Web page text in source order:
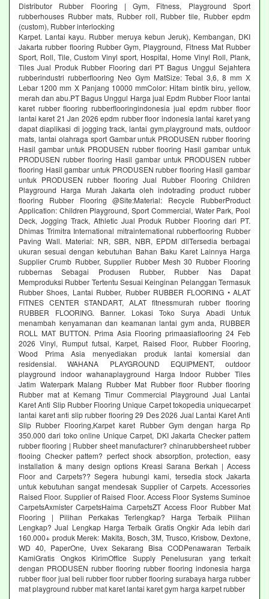
Distributor Rubber Flooring | Gym, Fitness, Playground Sport
rubberhouses Rubber mats, Rubber roll, Rubber tile, Rubber epdm
(custom), Rubber interlocking
Karpet. Lantai kayu. Rubber meruya kebun Jeruk), Kembangan, DKI
Jakarta rubber flooring Rubber Gym, Playground, Fitness Mat Rubber
Sport, Roll, Tile, Custom Vinyl sport, Hospital, Home Vinyl Roll, Plank,
Tiles Jual Produk Rubber Flooring dari PT Bagus Unggul Sejahtera
rubberindustri rubberflooring Neo Gym MatSize: Tebal 3,6, 8 mm X
Lebar 1200 mm X Panjang 10000 mmColor: Hitam bintik biru, yellow,
merah dan abu.PT Bagus Unggul Harga jual Epdm Rubber Floor lantai
karet rubber flooring rubberflooringindonesia jual epdm rubber floor
lantai karet 21 Jan 2026 epdm rubber floor indonesia lantai karet yang
dapat diaplikasi di jogging track, lantai gym,playground mats, outdoor
mats, lantai olahraga sport Gambar untuk PRODUSEN rubber flooring
Hasil gambar untuk PRODUSEN rubber flooring Hasil gambar untuk
PRODUSEN rubber flooring Hasil gambar untuk PRODUSEN rubber
flooring Hasil gambar untuk PRODUSEN rubber flooring Hasil gambar
untuk PRODUSEN rubber flooring Jual Rubber Flooring Children
Playground Harga Murah Jakarta oleh indotrading product rubber
flooring Rubber Flooring @Site:Material: Recycle RubberProduct
Application: Children Playground, Sport Commercial, Water Park, Pool
Deck, Jogging Track, Athletic Jual Produk Rubber Flooring dari PT.
Dhimas Trimitra International mitrainternational rubberflooring Rubber
Paving Wall. Material: NR, SBR, NBR, EPDM dllTersedia berbagai
ukuran sesuai dengan kebutuhan Bahan Baku Karet Lainnya Harga
Supplier Crumb Rubber, Supplier Rubber Mesh 30 Rubber Flooring
rubbernas Sebagai Produsen Rubber, Rubber Nas Dapat
Memproduksi Rubber Tertentu Sesuai Keinginan Pelanggan Termasuk
Rubber Shoes, Lantai Rubber, Rubber RUBBER FLOORING • ALAT
FITNES CENTER STANDART, ALAT fitnessmurah rubber flooring
RUBBER FLOORING. Banner. Lokasi Toko Surya Abadi Untuk
menambah kenyamanan dan keamanan lantai gym anda, RUBBER
ROLL MAT BUTTON. Prima Asia Flooring primaasiaflooring 24 Feb
2026 Vinyl, Rumput futsal, Karpet, Raised Floor, Rubber Flooring,
Wood Prima Asia menyediakan produk lantai komersial dan
residensial. WAHANA PLAYGROUND EQUIPMENT, outdoor
playground indoor wahanaplayground Harga Indoor Rubber Tiles
Jatim Waterpark Malang Rubber Mat Rubber floor Rubber flooring
Rubber mat at Kemang Timur Commercial Playground Jual Lantai
Karet Anti Slip Rubber Flooring Unique Carpet tokopedia uniquecarpet
lantai karet anti slip rubber flooring 29 Des 2026 Jual Lantai Karet Anti
Slip Rubber Flooring,Karpet karet Rubber Gym dengan harga Rp
350.000 dari toko online Unique Carpet, DKI Jakarta Checker pattem
rubber flooring | Rubber sheet manufacturer? chinarubbersheet rubber
flooing Checker pattem? perfect shock absorption, protection, easy
installation & many design options Kreasi Sarana Berkah | Access
Floor and Carpets?? Segera hubungi kami, tersedia stock Jakarta
untuk kebutuhan sangat mendesak Supplier of Carpets. Accessories
Raised Floor. Supplier of Raised Floor. Access Floor Systems Suminoe
CarpetsAxmister CarpetsHaima CarpetsZT Access Floor Rubber Mat
Flooring | Pilihan Perkakas Terlengkap? Harga Terbaik Pilihan
Lengkap? Jual Lengkap Harga Terbaik Gratis Ongkir Ada lebih dari
160.000+ produk Merek: Makita, Bosch, 3M, Trusco, Krisbow, Dextone,
WD 40, PaperOne, Uvex Sekarang Bisa CODPenawaran Terbaik
KamiGratis Ongkos KirimOffice Supply Penelusuran yang terkait
dengan PRODUSEN rubber flooring rubber flooring indonesia harga
rubber floor jual beli rubber floor rubber flooring surabaya harga rubber
mat playground rubber mat karet lantai karet gym harga karpet rubber